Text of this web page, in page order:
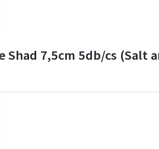
Shad 7,5cm 5db/cs (Salt